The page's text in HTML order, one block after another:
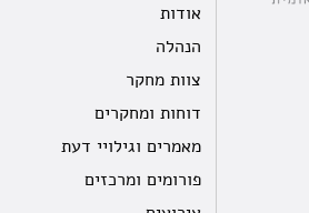
אודות
הנהלה
צוות מחקר
דוחות ומחקרים
מאמרים וגילויי דעת
פורומים ומרכזים